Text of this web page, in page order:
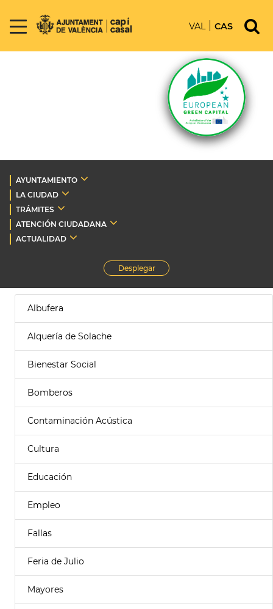
VAL CAS
AYUNTAMIENTO
LA CIUDAD
TRÁMITES
ATENCIÓN CIUDADANA
ACTUALIDAD
Desplegar
Albufera
Alquería de Solache
Bienestar Social
Bomberos
Contaminación Acústica
Cultura
Educación
Empleo
Fallas
Feria de Julio
Mayores